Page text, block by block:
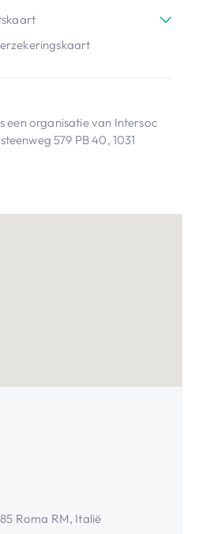
een organisatie van Intersoc
579 PB 40, 1031
Roma RM, Italië